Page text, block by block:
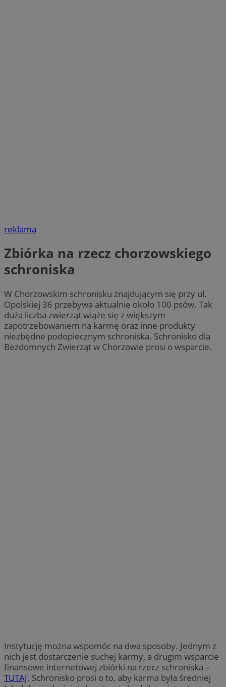
reklama
Zbiórka na rzecz chorzowskiego
schroniska
W Chorzowskim schronisku znajdującym się przy ul.
Opolskiej 36 przebywa aktualnie około 100 psów. Tak
duża liczba zwierząt wiąże się z większym
zapotrzebowaniem na karmę oraz inne produkty
niezbędne podopiecznym schroniska. Schronisko dla
Bezdomnych Zwierząt w Chorzowie prosi o wsparcie.
Instytucję można wspomóc na dwa sposoby. Jednym z
nich jest dostarczenie suchej karmy, a drugim wsparcie
finansowe internetowej zbiórki na rzecz schroniska –
TUTAJ. Schronisko prosi o to, aby karma była średniej